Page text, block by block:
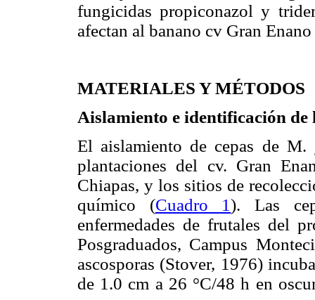
fungicidas propiconazol y
afectan al banano cv Gran
MATERIALES Y MÉTODOS
Aislamiento e identificación de
El aislamiento de cepas de M.
plantaciones del cv. Gran
Chiapas, y los sitios de
químico (Cuadro 1). Las
enfermedades de frutales del
Posgraduados, Campus
ascosporas (Stover, 1976)
de 1.0 cm a 26 °C/48 h en